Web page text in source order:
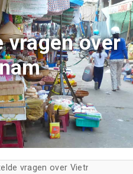
vragen over